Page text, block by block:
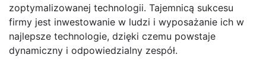
zoptymalizowanej technologii. Tajemnicą sukcesu
firmy jest inwestowanie w ludzi i wyposażanie ich w
najlepsze technologie, dzięki czemu powstaje
dynamiczny i odpowiedzialny zespół.